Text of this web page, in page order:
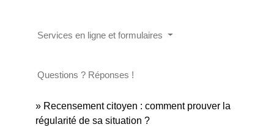
Services en ligne et formulaires
Questions ? Réponses !
Recensement citoyen : comment prouver la
régularité de sa situation ?